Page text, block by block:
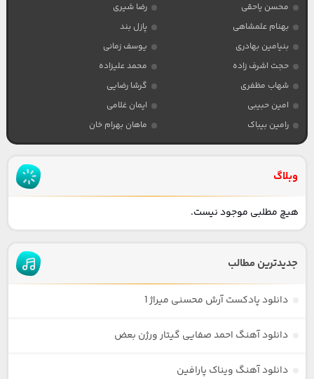
محسن یاحقی
رضا شیری
بهنام علمشاهی
پازل بند
بنیامین بهادری
یوسف زمانی
حجت اشرف زاده
محمد علیزاده
شهاب مظفری
گرشا رضایی
امین حبیبی
ایمان غلامی
رامین بیباک
ماهان بهرام خان
وبلاگ
هیچ مطلبی موجود نیست.
جدیدترین مطالب
دانلود پادکست آرش محسنی میراژ 1
دانلود آهنگ احمد صفایی گیتار ورژن بعض
دانلود آهنگ ویناک پارافین